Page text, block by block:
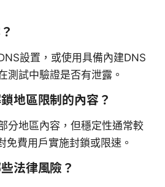
設置，或使用具備內建DNS
測試中驗證是否有泄露。
地區限制的內容？
分地區內容，但穩定性通常較
免費用戶實施封鎖或限速。
法律風險？